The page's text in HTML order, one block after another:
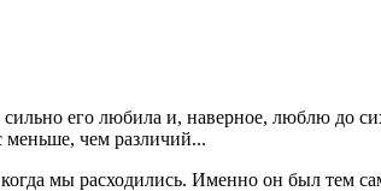
его любила и, наверное, люблю до
меньше, чем различий...
мы расходились. Именно он был тем